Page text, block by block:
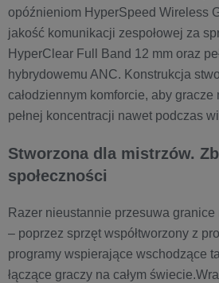
opóźnieniom HyperSpeed Wireless
jakość komunikacji zespołowej za
HyperClear Full Band 12 mm oraz
hybrydowemu ANC. Konstrukcja
całodziennym komforcie, aby
pełnej koncentracji nawet podczas
Stworzona dla mistrzów.
społeczności
Razer nieustannie przesuwa
– poprzez sprzęt współtworzony z
programy wspierające wschodzące
łączące graczy na całym